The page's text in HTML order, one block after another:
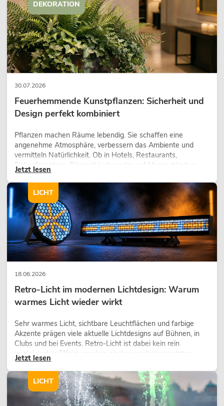
30.07.2026
Feuerhemmende Kunstpflanzen: Sicherheit und
Design perfekt kombiniert
Pflanzen machen Räume lebendig. Sie schaffen eine
angenehme Atmosphäre, verbessern das Ambiente und
vermitteln Natürlichkeit. Ob in Hotels, Restaurants,
Einkaufszentren, Bürogebäuden oder auf Messeständen:
eine hochwertige Begrünung gehört heute längst zum
modernen Raumkonzept.
Jetzt lesen
DEKORATION
18.06.2026
Retro-Licht im modernen Lichtdesign: Warum
warmes Licht wieder wirkt
Sehr warmes Licht, sichtbare Leuchtflächen und farbige
Akzente prägen viele aktuelle Lichtdesigns auf Bühnen, in
Clubs und bei Events. Retro-Licht ist dabei kein rein
nostalgischer Effekt, sondern ein bewusst eingesetztes
Gestaltungsmittel: Es schafft Atmosphäre, gibt Szenen
Charakter und kann technische LED-Setups emotionaler
wirken lassen.
Jetzt lesen
LICHT
LICHT